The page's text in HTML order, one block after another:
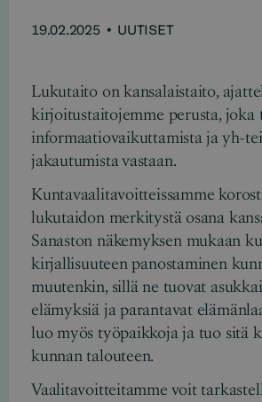
19.02.2025 • UUTISET
Lukutaito on kansalaistaito,
kirjoitustaitojemme perusta, joka
informaatiovaikuttamista ja yh-
jakautumista vastaan.
Kuntavaalitavoitteissamme
lukutaidon merkitystä osana
Sanaston näkemyksen mukaan
kirjallisuuteen panostaminen
muutenkin, sillä ne tuovat
elämyksiä ja parantavat
luo myös työpaikkoja ja tuo sitä
kunnan talouteen.
Vaalitavoitteitamme voit